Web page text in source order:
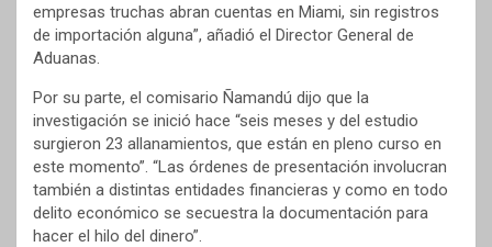
empresas truchas abran cuentas en Miami, sin registros
de importación alguna”, añadió el Director General de
Aduanas.
Por su parte, el comisario Ñamandú dijo que la
investigación se inició hace “seis meses y del estudio
surgieron 23 allanamientos, que están en pleno curso en
este momento”. “Las órdenes de presentación involucran
también a distintas entidades financieras y como en todo
delito económico se secuestra la documentación para
hacer el hilo del dinero”.